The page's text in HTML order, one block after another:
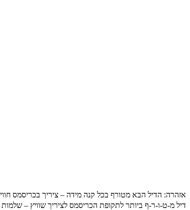
אזהרה: הדיל הבא מטורף בכל קנה מידה – ציריך בכריסמס
דיל מ-ט-ו-ר-ף ביותר לתקופת הכריסמס לציריך שוויץ –